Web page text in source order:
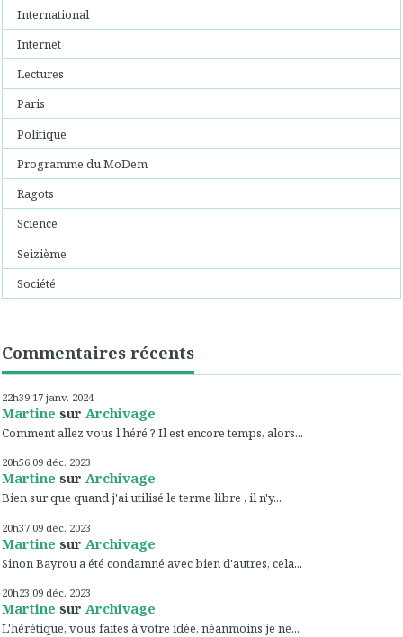
International
Internet
Lectures
Paris
Politique
Programme du MoDem
Ragots
Science
Seizième
Société
Commentaires récents
22h39 17 janv. 2024
Martine sur Archivage
Comment allez vous l'héré ? Il est encore temps, alors...
20h56 09 déc. 2023
Martine sur Archivage
Bien sur que quand j'ai utilisé le terme libre , il n'y...
20h37 09 déc. 2023
Martine sur Archivage
Sinon Bayrou a été condamné avec bien d'autres, cela...
20h23 09 déc. 2023
Martine sur Archivage
L'hérétique, vous faites à votre idée, néanmoins je ne...